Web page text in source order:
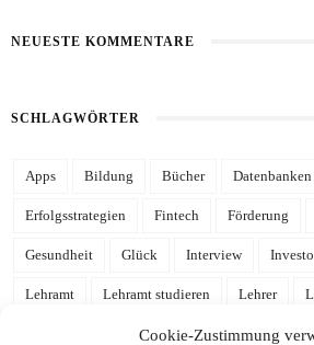
Cookie-Zustimmung
NEUESTE KOMMENTARE
SCHLAGWÖRTER
Apps Bildung Bücher Datenbanken
Erfolgsstrategien Fintech Förderung
Gesundheit Glück Interview
Lehramt Lehramt studieren Lehrer
Mathe Mathematik